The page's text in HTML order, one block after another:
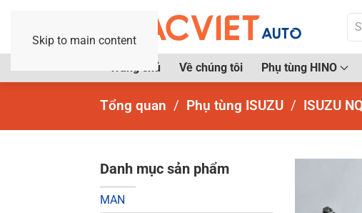
Skip to main content
Trang chủ Về chúng tôi Phụ tùng HINO
Tổng quan Phụ tùng ISUZU ISUZU
Danh mục sản phẩm
MAN